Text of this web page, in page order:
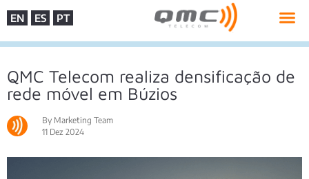
EN ES PT
QMC Telecom realiza densificação de
rede móvel em Búzios
By Marketing Team
11 Dez 2024